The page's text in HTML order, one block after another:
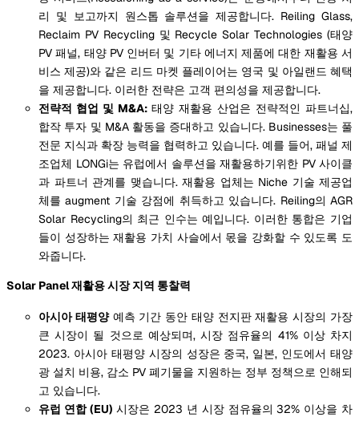
리 및 보고까지 원스톱 솔루션을 제공합니다. Reiling Glass,
Reclaim PV Recycling 및 Recycle Solar Technologies (태양
PV 패널, 태양 PV 인버터 및 기타 에너지 제품에 대한 재활용 서
비스 제공)와 같은 리드 마켓 플레이어는 영국 및 아일랜드 혜택
을 제공합니다. 이러한 전략은 고객 편의성을 제공합니다.
전략적 협업 및 M&A: 태양 재활용 산업은 전략적인 파트너십,
합작 투자 및 M&A 활동을 증대하고 있습니다. Businesses는 풀
전문 지식과 확장 능력을 협력하고 있습니다. 예를 들어, 패널 제
조업체 LONGi는 유럽에서 솔루션을 재활용하기위한 PV 사이클
과 파트너 관계를 맺습니다. 재활용 업체는 Niche 기술 제공업
체를 augment 기술 강점에 취득하고 있습니다. Reiling의 AGR
Solar Recycling의 최근 인수는 예입니다. 이러한 통합은 기업
들이 성장하는 재활용 가치 사슬에서 몫을 강화할 수 있도록 도
와줍니다.
Solar Panel 재활용 시장 지역 통찰력
아시아 태평양예측 기간 동안 태양 전지판 재활용 시장의 가장
큰 시장이 될 것으로 예상되며, 시장 점유율의 41% 이상 차지
2023. 아시아 태평양 시장의 성장은 중국, 일본, 인도에서 태양
광 설치 비용, 감소 PV 폐기물을 지원하는 정부 정책으로 인해되
고 있습니다.
유럽 연합 (EU) 시장은 2023 년 시장 점유율의 32% 이상을 차